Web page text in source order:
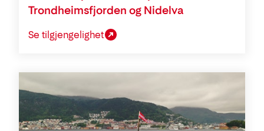
Trondheimsfjorden og Nidelva
Se tilgjengelighet